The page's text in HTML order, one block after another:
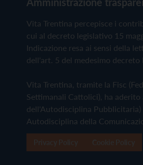
Vita Trentina percepisce i
cui al decreto legislativo 15
Indicazione resa ai sensi della
dell'art. 5 del medesimo decreto
Vita Trentina, tramite la Fisc
Settimanali Cattolici), ha
dell'Autodisciplina
Autodisciplina della